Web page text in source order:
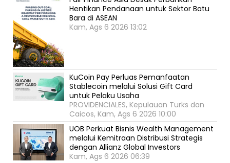
Hentikan Pendanaan untuk Sektor Batu
Bara di ASEAN
Kam, Ags 6 2026 13:02
KuCoin Pay Perluas Pemanfaatan
Stablecoin melalui Solusi Gift Card
untuk Pelaku Usaha
PROVIDENCIALES, Kepulauan Turks dan
Caicos, Kam, Ags 6 2026 10:00
UOB Perkuat Bisnis Wealth Management
melalui Kemitraan Distribusi Strategis
dengan Allianz Global Investors
Kam, Ags 6 2026 06:39